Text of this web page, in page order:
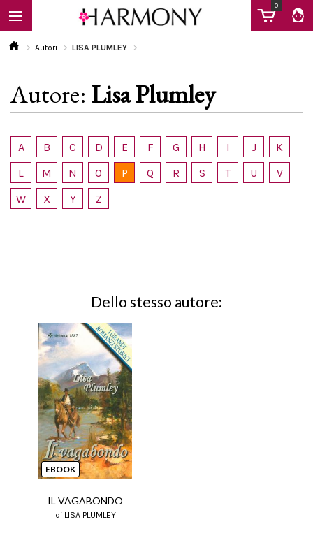
0
EBOOK
LIBRI
Calendario
Autori LISA PLUMLEY
Autore: Lisa Plumley
A B C D E F G H I J
K
L
M N O P Q R S T U
V
W
X Y Z
Dello stesso autore:
EBOOK
IL VAGABONDO
di LISA PLUMLEY